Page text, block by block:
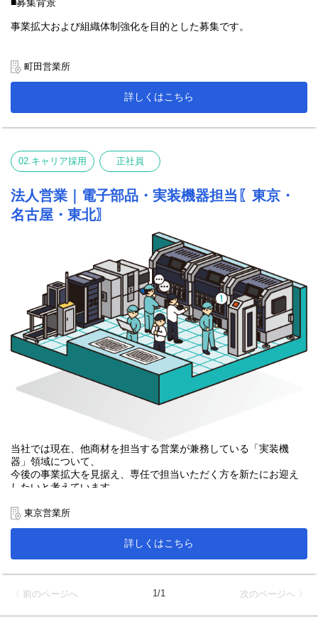
事業拡大および組織体制強化を目的とした募集です。
治具加工品など
の提案を行っています。
近年は生産性向上や省人化、自動化に関するニーズが高まってお
り、
お客様から求められる提案の幅も広がっています。
今後もお客様一社一社に丁寧に向き合い、課題解決につながる提
案を継続していくため、
営業体制の強化を目的として新たなメンバーを募集することにな
りました。
既存顧客との信頼関係を大切にしながら、お客様のものづくりを
支える営
業として活躍いただける方をお待ちしています。
町田営業所
詳しくはこちら
02.キャリア採用 正社員
法人営業｜電子部品・実装機器担当〖東京・
名古屋・東北〗
当社では現在、他商材を担当する営業が兼務している「実装機
器」領域について、
今後の事業拡大を見据え、専任で担当いただく方を新たにお迎え
したいと考えています。
本ポジションは、即戦力人材をスポット的に採用するのではな
く、
成長意欲のある方と一緒に、社内で時間をかけて育てていくこと
実装関連商材に特化した営業体制を少しずつ整えながら、
中長期的に安定した事業の成長につなげていきたいと考えていま
東京営業所
詳しくはこちら
〈 前のページへ 1/1 次のページへ 〉